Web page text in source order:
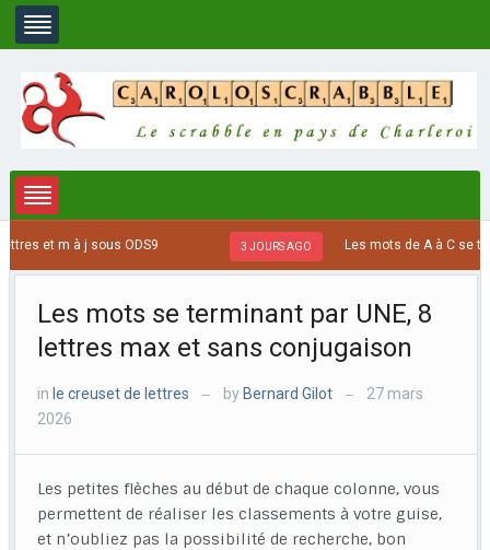
j sous ODS9 3 JOURS AGO Les mots de A à C se terminant
Les mots se terminant par UNE, 8
lettres max et sans conjugaison
in le creuset de lettres — by Bernard Gilot —
27 mars
2026
Les petites flèches au début de chaque colonne, vous
permettent de réaliser les classements à votre guise,
et n’oubliez pas la possibilité de recherche, bon